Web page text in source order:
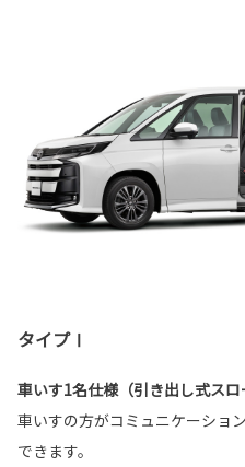
タイプⅠ
車いす1名仕様（引き出し式スロ
車いすの方がコミュニケーショ
できます。